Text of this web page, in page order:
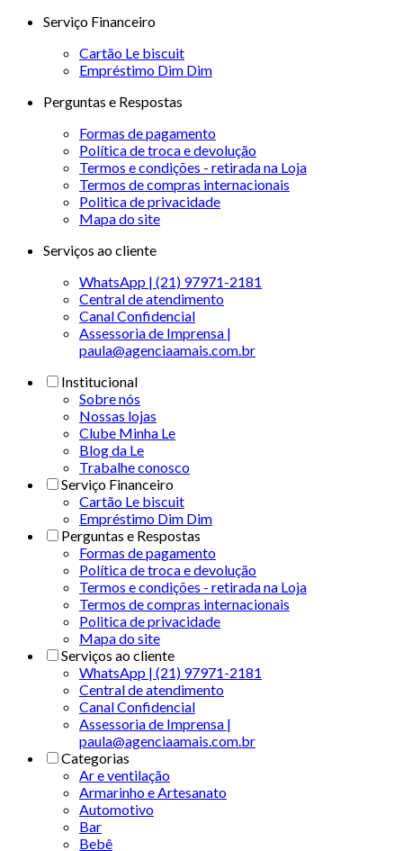
Serviço Financeiro
Cartão Le biscuit
Empréstimo Dim Dim
Perguntas e Respostas
Formas de pagamento
Política de troca e devolução
Termos e condições - retirada na Loja
Termos de compras internacionais
Politica de privacidade
Mapa do site
Serviços ao cliente
WhatsApp | (21) 97971-2181
Central de atendimento
Canal Confidencial
Assessoria de Imprensa |
paula@agenciaamais.com.br
Institucional
Sobre nós
Nossas lojas
Clube Minha Le
Blog da Le
Trabalhe conosco
Serviço Financeiro
Cartão Le biscuit
Empréstimo Dim Dim
Perguntas e Respostas
Formas de pagamento
Política de troca e devolução
Termos e condições - retirada na Loja
Termos de compras internacionais
Politica de privacidade
Mapa do site
Serviços ao cliente
WhatsApp | (21) 97971-2181
Central de atendimento
Canal Confidencial
Assessoria de Imprensa |
paula@agenciaamais.com.br
Categorias
Ar e ventilação
Armarinho e Artesanato
Automotivo
Bar
Bebê